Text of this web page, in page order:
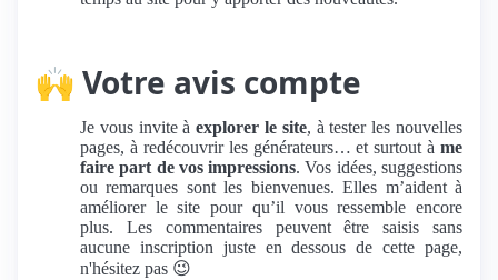
🙌 Votre avis compte
Je vous invite àexplorer le site, à tester les nouvelles
pages, à redécouvrir les générateurs… et surtout à me
faire part de vos impressions. Vos idées, suggestions
ou remarques sont les bienvenues. Elles m’aident à
améliorer le site pour qu’il vous ressemble encore
plus. Les commentaires peuvent être saisis sans
aucune inscription juste en dessous de cette page,
n'hésitez pas 😉